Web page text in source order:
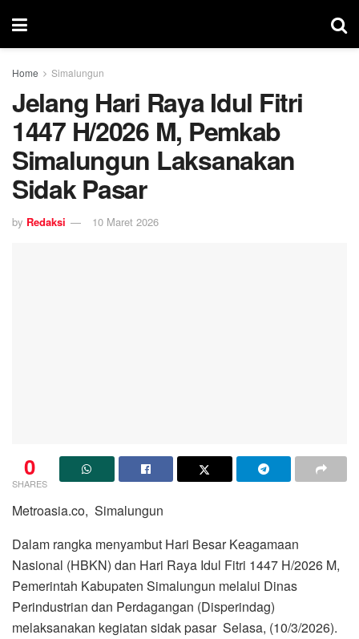
Home Simalungun
Jelang Hari Raya Idul Fitri
1447 H/2026 M, Pemkab
Simalungun Laksanakan
Sidak Pasar
by Redaksi 10 Maret 2026
0
SHARES
Metroasia.co, Simalungun
Dalam rangka menyambut Hari Besar Keagamaan
Nasional (HBKN) dan Hari Raya Idul Fitri 1447 H/2026 M,
Pemerintah Kabupaten Simalungun melalui Dinas
Perindustrian dan Perdagangan (Disperindag)
melaksanakan kegiatan sidak pasar Selasa, (10/3/2026).